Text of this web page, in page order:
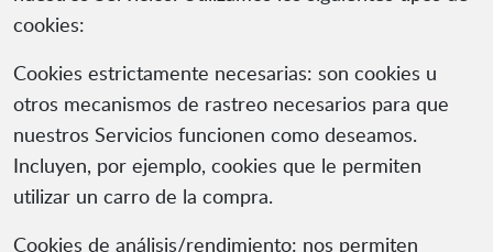
cookies:
Cookies estrictamente necesarias: son cookies u
otros mecanismos de rastreo necesarios para que
nuestros Servicios funcionen como deseamos.
Incluyen, por ejemplo, cookies que le permiten
utilizar un carro de la compra.
Cookies de análisis/rendimiento: nos permiten